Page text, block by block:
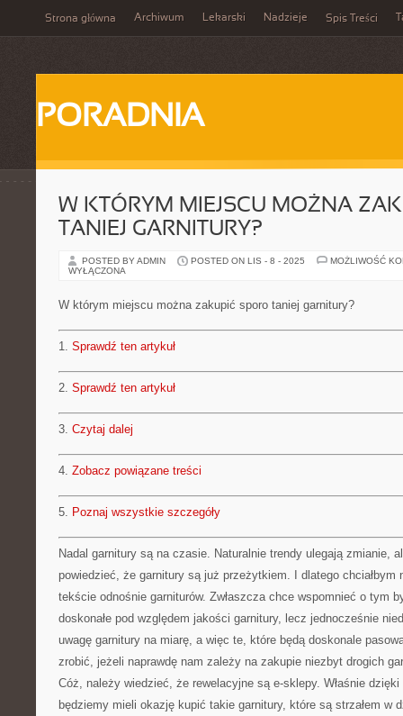
Strona główna Archiwum Lekarski Nadzieje Spis Treści
PORADNIA
W KTÓRYM MIEJSCU MOŻNA
TANIEJ GARNITURY?
POSTED BY ADMIN POSTED ON LIS - 8 - 2025
MOŻLIWOŚĆ
WYŁĄCZONA
W którym miejscu można zakupić sporo taniej garnitury?
1. Sprawdź ten artykuł
2. Sprawdź ten artykuł
3. Czytaj dalej
4. Zobacz powiązane treści
5. Poznaj wszystkie szczegóły
Nadal garnitury są na czasie. Naturalnie trendy ulegają zmianie,
powiedzieć, że garnitury są już przeżytkiem. I dlatego chciałbym
tekście odnośnie garniturów. Zwłaszcza chce wspomnieć o tym
doskonałe pod względem jakości garnitury, lecz jednocześnie
uwagę garnitury na miarę, a więc te, które będą doskonale
zrobić, jeżeli naprawdę nam zależy na zakupie niezbyt drogich
Cóż, należy wiedzieć, że rewelacyjne są e-sklepy. Właśnie
będziemy mieli okazję kupić takie garnitury, które są strzałem w